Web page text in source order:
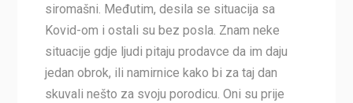
siromašni. Međutim, desila se situacija sa
Kovid-om i ostali su bez posla. Znam neke
situacije gdje ljudi pitaju prodavce da im daju
jedan obrok, ili namirnice kako bi za taj dan
skuvali nešto za svoju porodicu. Oni su prije